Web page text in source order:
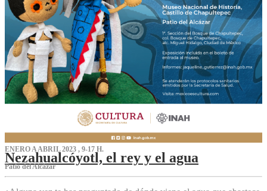
ENERO A ABRIL 2023 , 9-17 H.
Nezahualcóyotl, el rey y el agua
Patio del Alcázar